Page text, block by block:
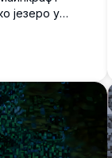
језеро у
за
што је
који траже